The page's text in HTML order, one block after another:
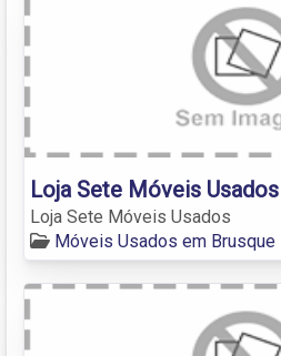
Loja Sete Móveis Usados
Loja Sete Móveis Usados
Móveis Usados em Brusque